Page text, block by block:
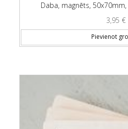
Daba, magnēts, 50x70mm,
3,95 €
Pievienot